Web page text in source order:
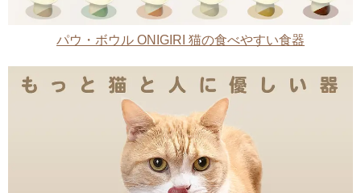
パウ・ボウル ONIGIRI 猫の食べやすい食器